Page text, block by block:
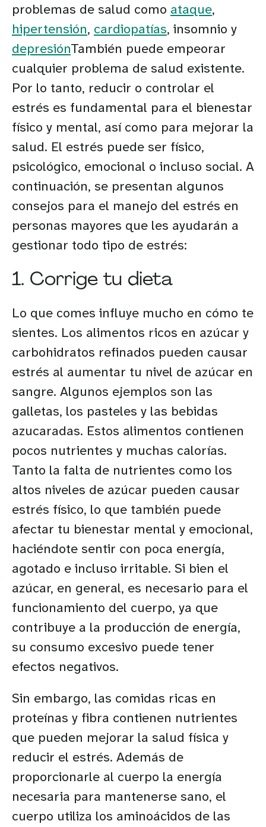
problemas de salud como ataque,
hipertensión, cardiopatías, insomnio y
depresiónTambién puede empeorar
cualquier problema de salud existente.
Por lo tanto, reducir o controlar el
estrés es fundamental para el bienestar
físico y mental, así como para mejorar la
salud. El estrés puede ser físico,
psicológico, emocional o incluso social. A
continuación, se presentan algunos
consejos para el manejo del estrés en
personas mayores que les ayudarán a
gestionar todo tipo de estrés:
1. Corrige tu dieta
Lo que comes influye mucho en cómo te
sientes. Los alimentos ricos en azúcar y
carbohidratos refinados pueden causar
estrés al aumentar tu nivel de azúcar en
sangre. Algunos ejemplos son las
galletas, los pasteles y las bebidas
azucaradas. Estos alimentos contienen
pocos nutrientes y muchas calorías.
Tanto la falta de nutrientes como los
altos niveles de azúcar pueden causar
estrés físico, lo que también puede
afectar tu bienestar mental y emocional,
haciéndote sentir con poca energía,
agotado e incluso irritable. Si bien el
azúcar, en general, es necesario para el
funcionamiento del cuerpo, ya que
contribuye a la producción de energía,
su consumo excesivo puede tener
efectos negativos.
Sin embargo, las comidas ricas en
proteínas y fibra contienen nutrientes
que pueden mejorar la salud física y
reducir el estrés. Además de
proporcionarle al cuerpo la energía
necesaria para mantenerse sano, el
cuerpo utiliza los aminoácidos de las